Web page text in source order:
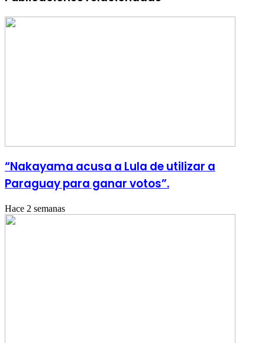
“Nakayama acusa a Lula de utilizar a
Paraguay para ganar votos”.
Hace 2 semanas